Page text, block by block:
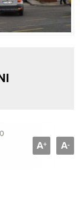
0
A+ A-